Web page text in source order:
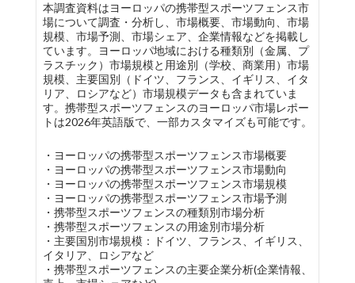
本調査資料はヨーロッパの携帯型スポーツフェンス市
場について調査・分析し、市場概要、市場動向、市場
規模、市場予測、市場シェア、企業情報などを掲載し
ています。ヨーロッパ地域における種類別（金属、プ
ラスチック）市場規模と用途別（学校、商業用）市場
規模、主要国別（ドイツ、フランス、イギリス、イタ
リア、ロシアなど）市場規模データも含まれていま
す。携帯型スポーツフェンスのヨーロッパ市場レポー
トは2026年英語版で、一部カスタマイズも可能です。
・ヨーロッパの携帯型スポーツフェンス市場概要
・ヨーロッパの携帯型スポーツフェンス市場動向
・ヨーロッパの携帯型スポーツフェンス市場規模
・ヨーロッパの携帯型スポーツフェンス市場予測
・携帯型スポーツフェンスの種類別市場分析
・携帯型スポーツフェンスの用途別市場分析
・主要国別市場規模：ドイツ、フランス、イギリス、
イタリア、ロシアなど
・携帯型スポーツフェンスの主要企業分析(企業情報、